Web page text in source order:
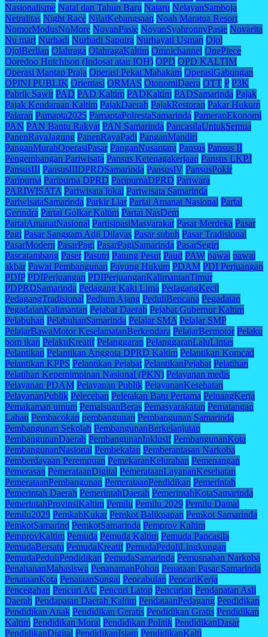
Nasionalisme Natal dan Tahun Baru Nataru NelayanSamboja
Netralitas Night Race NilaiKebangsaan Noah Maratua Resort
NomorModusNoMore NovanPasie NovanSyahronnyPasie Novarita
Nu mart Nurhadi Nurhadi Saputra Nurhayati Usman Ojol
OjolBerlian Olahraga OlahragaKaltim Omnichannel OnePiece
Ooredoo Hutchison (Indosat atau IOH) OPD OPD KALTIM
Operasi Mantap Praja Operasi Pekat Mahakam OperasiGabungan
OPINI PUBLIK Orientasi ORMAS OtonomiDaera OTT P P3K
Pabrik Sawit PAD PAD Kaltim PADKaltim PADSamarinda Pajak
Pajak Kendaraan Kaltim PajakDaerah PajakRestoran Pakar Hukum
Palaran Pamapta2025 PamaptaPolrestaSamarinda PameranEkonomi
PAN PAN Bantu Rakyat PAN Samarinda PancasilaUntukSemua
PanenRayaJagung PanenRayaPadi PanganMandiri
PanganMurahOperasiPasar PanganNusantara Pansus Pansus II
Pengembangan Pariwisata Pansus Ketenagakerjaan Pansus LKPJ
PansusIII PansusIIIDPRDSamarinda PansusIV PansusPokir
Paripurna Paripurna DPRD ParipurnaDPRD Pariwara
PARIWISATA Pariwisata lokal Pariwisata Samarinda
PariwisataSamarinda Parkir Liar Partai Amanat Nasional Partai
Gerindra Partai Golkar Kaltim Partai NasDem
PartaiAmanatNasional PartisipasiMasyarakat Pasar Merdeka Pasar
Pagi Pasar Sanggam Adji Dilayas Pasar subuh Pasar Tradisional
PasarModern PasarPagi PasarPagiSamarinda PasarSegiri
Pascatambang Paser Pasutri Patung Pesut Paud PAW pawai pawai
akbar Pawai Pembangunan Payung Hukum PDAM PDI Perjuangan
PDIP PDIPerjuangan PDIPerjuanganKalimantanTimur
PDPRDSamarinda Pedagang Kaki Lima PedagangKecil
PedagangTradisional Pedium Ajang PeduliBencana Pegadaian
PegadaianKalimantan Pejabat Daerah Pejabat Gubernur Kaltim
Pelabuhan PelabuhanSamarinda Pelajar SMA Pelajar SMP
PelajarBawaMotor KeselamatanBerkendara PelajarBermotor Pelaku
bom ikan PelakuKreatif Pelanggaran PelanggaranLaluLintas
Pelantikan Pelantikan Anggota DPRD Kaltim Pelantikan Komcad
Pelantikan KPPS Pelantikan Pejabat PelantikanPejabat Pelatihan
Pelatihan Kepemimpinan Nasional (PKN) Pelayanan medis
Pelayanan PDAM Pelayanan Publik PelayananKesehatan
PelayananPublik Pelecehan Peletakan Batu Pertama PeluangKerja
Pemakaman umum PemalsuanBeras Pemasyarakatan Pematangan
Lahan Pembacokan pembangunan Pembangunan Samarinda
Pembangunan Sekolah PembangunanBerkelanjutan
PembangunanDaerah PembangunanInklusif PembangunanKota
PembangunanNasional Pembekalan Pemberantasan Narkoba
Pemberdayaan Perempuan PemekaranKelurahan Pemenangan
Pemerasan PemerataanDigital PemerataanLayananKesehatan
PemerataanPembangunan PemerataanPendidikan Pemerintah
Pemerintah Daerah PemerintahDaerah PemerintahKotaSamarinda
PemerintahProvinsiKaltim Pemilu Pemilu 2029 Pemilu Damai
Pemilu2029 PemkabKukar Pemkot Balikpapan Pemkot Samarinda
PemkotSamarind PemkotSamarinda Pemprov Kaltim
PemprovKaltim Pemuda Pemuda Kaltim Pemuda Pancasila
PemudaBersatu PemudaKreatif PemudaPeduliLingkungan
PemudaPeduliPendidikan PemudaSamarinda Pemusnahan Narkoba
PenahananMahasiswa PenanamanPohon Penataan Pasar Samarinda
PenataanKota PenataanSungai Pencabulan PencariKerja
Pencegahan Pencuri AC Pencuri Latop Pencurian Pendapatan Asli
Daerah Pendapatan Daerah Kaltim PendataanPedagang Pendidikan
Pendidikan Anak Pendidikan Geratis Pendidikan Gratis Pendidikan
Kaltim Pendidikan Moral Pendidikan Politik PendidikanDasar
PendidikanDigital PendidikanIslam PendidikanKalti